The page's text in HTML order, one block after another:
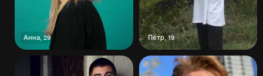
Анна 29 Пётр,19